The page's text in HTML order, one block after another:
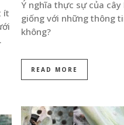
ít
Ý nghĩa thực sự của cây
giống với những thông
không?
READ MORE